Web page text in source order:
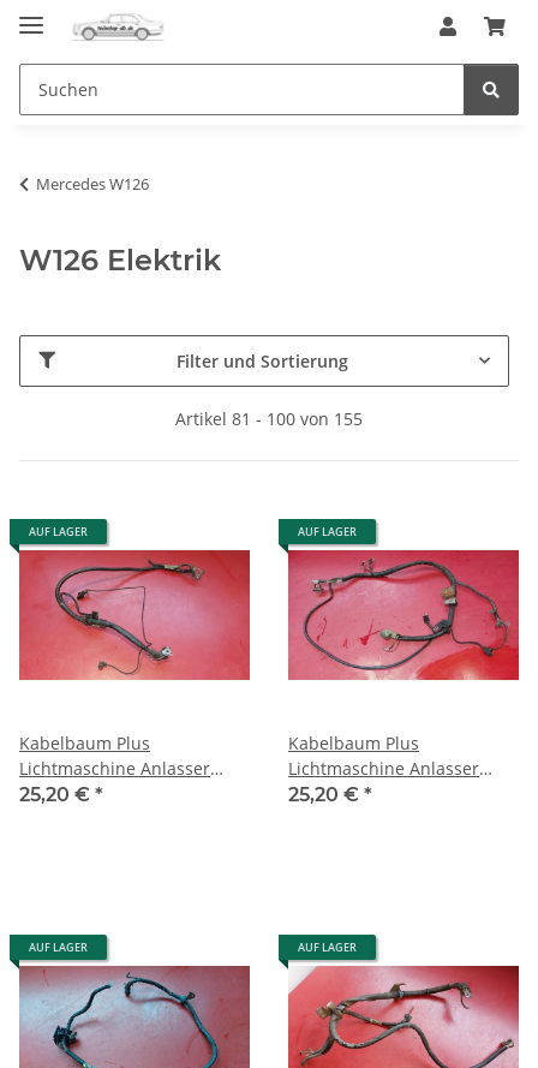
Mercedes W126
W126 Elektrik
Filter und Sortierung
Artikel 81 - 100 von 155
AUF LAGER
Kabelbaum Plus
Lichtmaschine Anlasser
Mercedes W126 260 300 SE
25,20 € *
AUF LAGER
Kabelbaum Plus
Lichtmaschine Anlasser
Mercedes W126 420 500 560
25,20 € *
AUF LAGER AUF LAGER